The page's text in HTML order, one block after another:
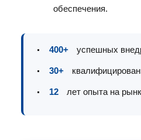
обеспечения.
400+ успешных
30+
12 лет опыта на